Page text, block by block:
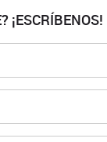
¡ESCRÍBENOS!